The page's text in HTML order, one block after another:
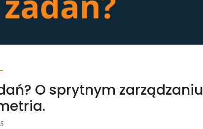
O sprytnym zarządzaniu